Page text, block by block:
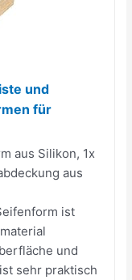
und
für
aus Silikon, 1x
aus
ist
und
sehr praktisch